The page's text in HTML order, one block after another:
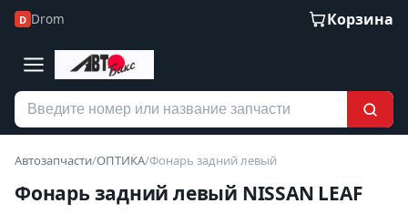
D Drom Корзина
Автозапчасти/ОПТИКА/Фонарь задний левый
Фонарь задний левый NISSAN LEAF
Наведите для увеличения